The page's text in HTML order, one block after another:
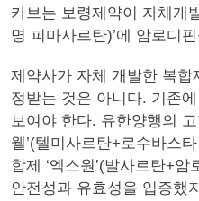
카브는 보령제약이 자체개
명 피마사르탄)’에 암로디
제약사가 자체 개발한 복합
정받는 것은 아니다. 기존
보여야 한다. 유한양행의
웰’(텔미사르탄+로수바스
합제 ‘엑스원’(발사르탄+
안전성과 유효성을 입증했